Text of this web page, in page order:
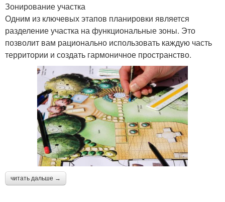
Зонирование участка
Одним из ключевых этапов планировки является
разделение участка на функциональные зоны. Это
позволит вам рационально использовать каждую часть
территории и создать гармоничное пространство.
читать дальше →